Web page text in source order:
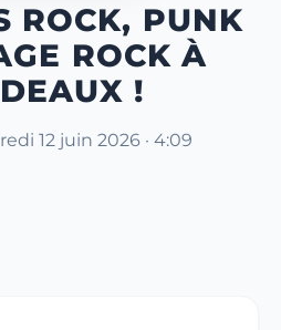
ROCK, PUNK
ROCK À
!
12 juin 2026 · 4:09